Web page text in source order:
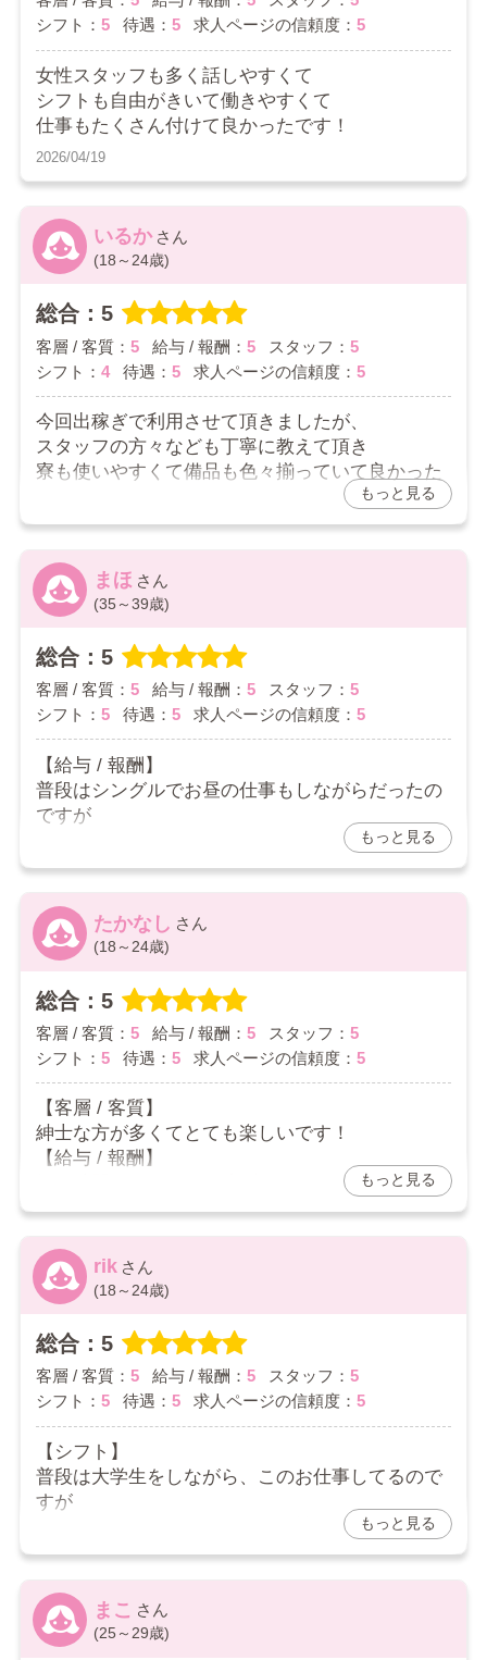
シフト： 5 待遇： 5 求人ページの信頼度： 5
女性スタッフも多く話しやすくて
シフトも自由がきいて働きやすくて
仕事もたくさん付けて良かったです！
2026/04/19
いるか
(18～24歳)
総合：5
客層 / 客質： 5 給与 / 報酬： 5 スタッフ： 5
シフト： 4 待遇： 5 求人ページの信頼度： 5
今回出稼ぎで利用させて頂きましたが、
スタッフの方々なども丁寧に教えて頂き
寮も使いやすくて備品も色々揃っていて良かった
2026/04/06
もっと見る
まほ
(35～39歳)
総合：5
客層 / 客質： 5 給与 / 報酬： 5 スタッフ： 5
シフト： 5 待遇： 5 求人ページの信頼度： 5
【給与 / 報酬】
普段はシングルでお昼の仕事もしながらだったの
ですが
中々、生活費が追い付かず働き始めました。
ちゃんと頑張っていけば、満足いく金額で稼げて
いるので
とても、助かっております。
【シフト】
出勤時間も自由で、色々融通が利くので働きやす
いです。
【求人ページの信頼度】
この歳で、始めるのも不安だったのですが
求人を見て、決めました実際に働いて信頼度はと
ても高いと思います。
2026/03/27
もっと見る
たかなし
(18～24歳)
総合：5
客層 / 客質： 5 給与 / 報酬： 5 スタッフ： 5
シフト： 5 待遇： 5 求人ページの信頼度： 5
【客層 / 客質】
紳士な方が多くてとても楽しいです！
【給与 / 報酬】
短い時間でもしっかり稼げています！
【スタッフ】
相談など親身になって聞いてくれてます！
【シフト】
自由なので、とても助かってます！
2026/03/22
もっと見る
rik
(18～24歳)
総合：5
客層 / 客質： 5 給与 / 報酬： 5 スタッフ： 5
シフト： 5 待遇： 5 求人ページの信頼度： 5
【シフト】
普段は大学生をしながら、このお仕事してるので
すが
合間の時間でしっかりお給料を貰えてるので助か
ってます♪
【求人ページの信頼度】
求人ページに書いてあることは結構信頼できるな
と思い
もっと見る
まこ
(25～29歳)